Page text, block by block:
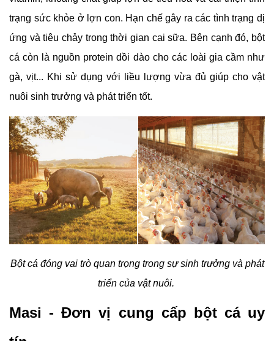
trạng sức khỏe ở lợn con. Hạn chế gây ra các tình trạng dị
ứng và tiêu chảy trong thời gian cai sữa. Bên cạnh đó, bột
cá còn là nguồn protein dồi dào cho các loài gia cầm như
gà, vịt... Khi sử dụng với liều lượng vừa đủ giúp cho vật
nuôi sinh trưởng và phát triển tốt.
Bột cá đóng vai trò quan trọng trong sự sinh trưởng và phát
triển của vật nuôi.
Masi - Đơn vị cung cấp bột cá uy